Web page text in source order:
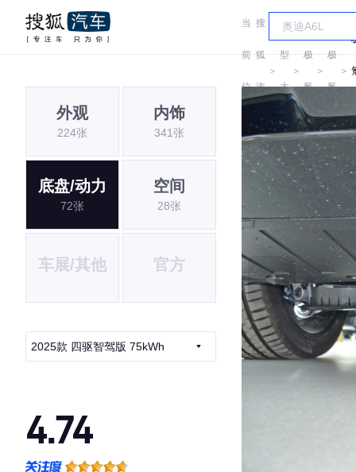
当
前
位
搜
狐
汽
车
＞
车
型
大
全
＞
极
氪
＞
极
氪
＞
外观
224张
内饰
341张
底盘/动力
72张
空间
28张
车展/其他 官方
2025款 四驱智驾版 75kWh
4.74